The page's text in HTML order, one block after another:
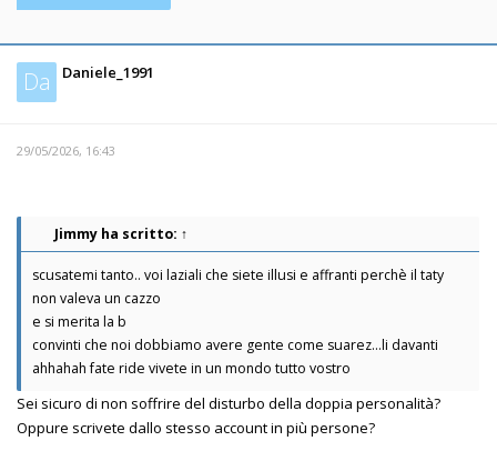
Da Daniele_1991
29/05/2026, 16:43
Jimmy ha scritto: ↑
scusatemi tanto.. voi laziali che siete illusi e affranti perchè il taty
non valeva un cazzo
e si merita la b
convinti che noi dobbiamo avere gente come suarez...li davanti
ahhahah fate ride vivete in un mondo tutto vostro
Sei sicuro di non soffrire del disturbo della doppia personalità?
Oppure scrivete dallo stesso account in più persone?